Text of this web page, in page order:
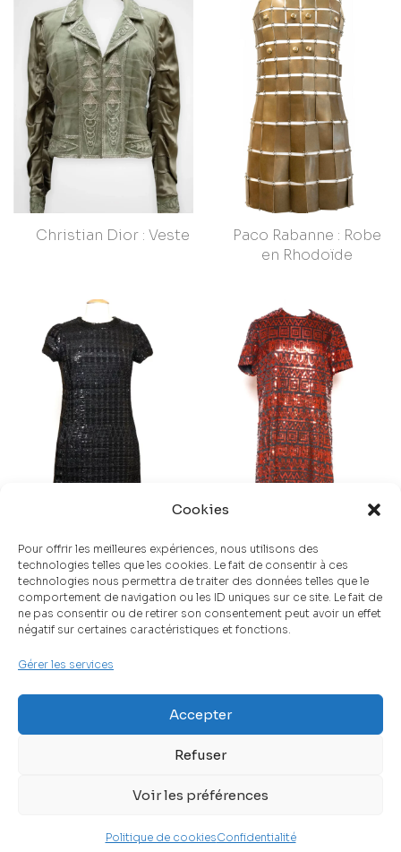
Cookies
Pour offrir les meilleures expériences, nous utilisons des
technologies telles que les cookies. Le fait de consentir à ces
technologies nous permettra de traiter des données telles que le
comportement de navigation ou les ID uniques sur ce site. Le fait de
ne pas consentir ou de retirer son consentement peut avoir un effet
négatif sur certaines caractéristiques et fonctions.
Gérer les services
Accepter
Refuser
Voir les préférences
Politique de cookiesConfidentialité
Christian Dior : Veste
Paco Rabanne : Robe
en Rhodoïde
Yves Saint-Laurent :
Robe pailletée
Christian Dior : Robe
pailletée
Mentions légales
Confidentialité
Renaissance